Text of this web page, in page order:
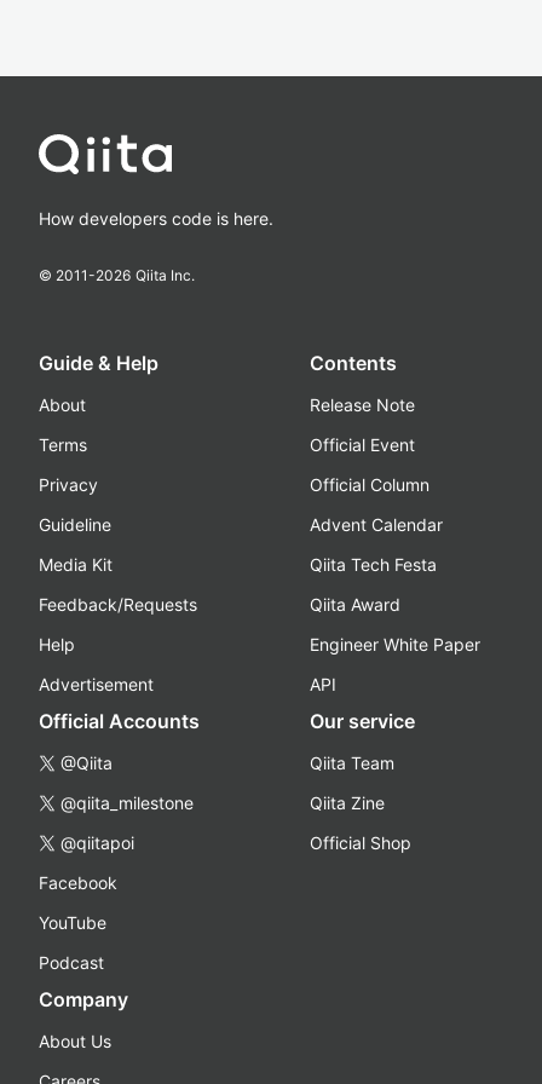
How developers code is here.
© 2011-2026 Qiita Inc.
Guide & Help
About
Terms
Privacy
Guideline
Media Kit
Feedback/Requests
Help
Advertisement
Contents
Release Note
Official Event
Official Column
Advent Calendar
Qiita Tech Festa
Qiita Award
Engineer White Paper
API
Official Accounts
@Qiita
@qiita_milestone
@qiitapoi
Facebook
YouTube
Podcast
Our service
Qiita Team
Qiita Zine
Official Shop
Company
About Us